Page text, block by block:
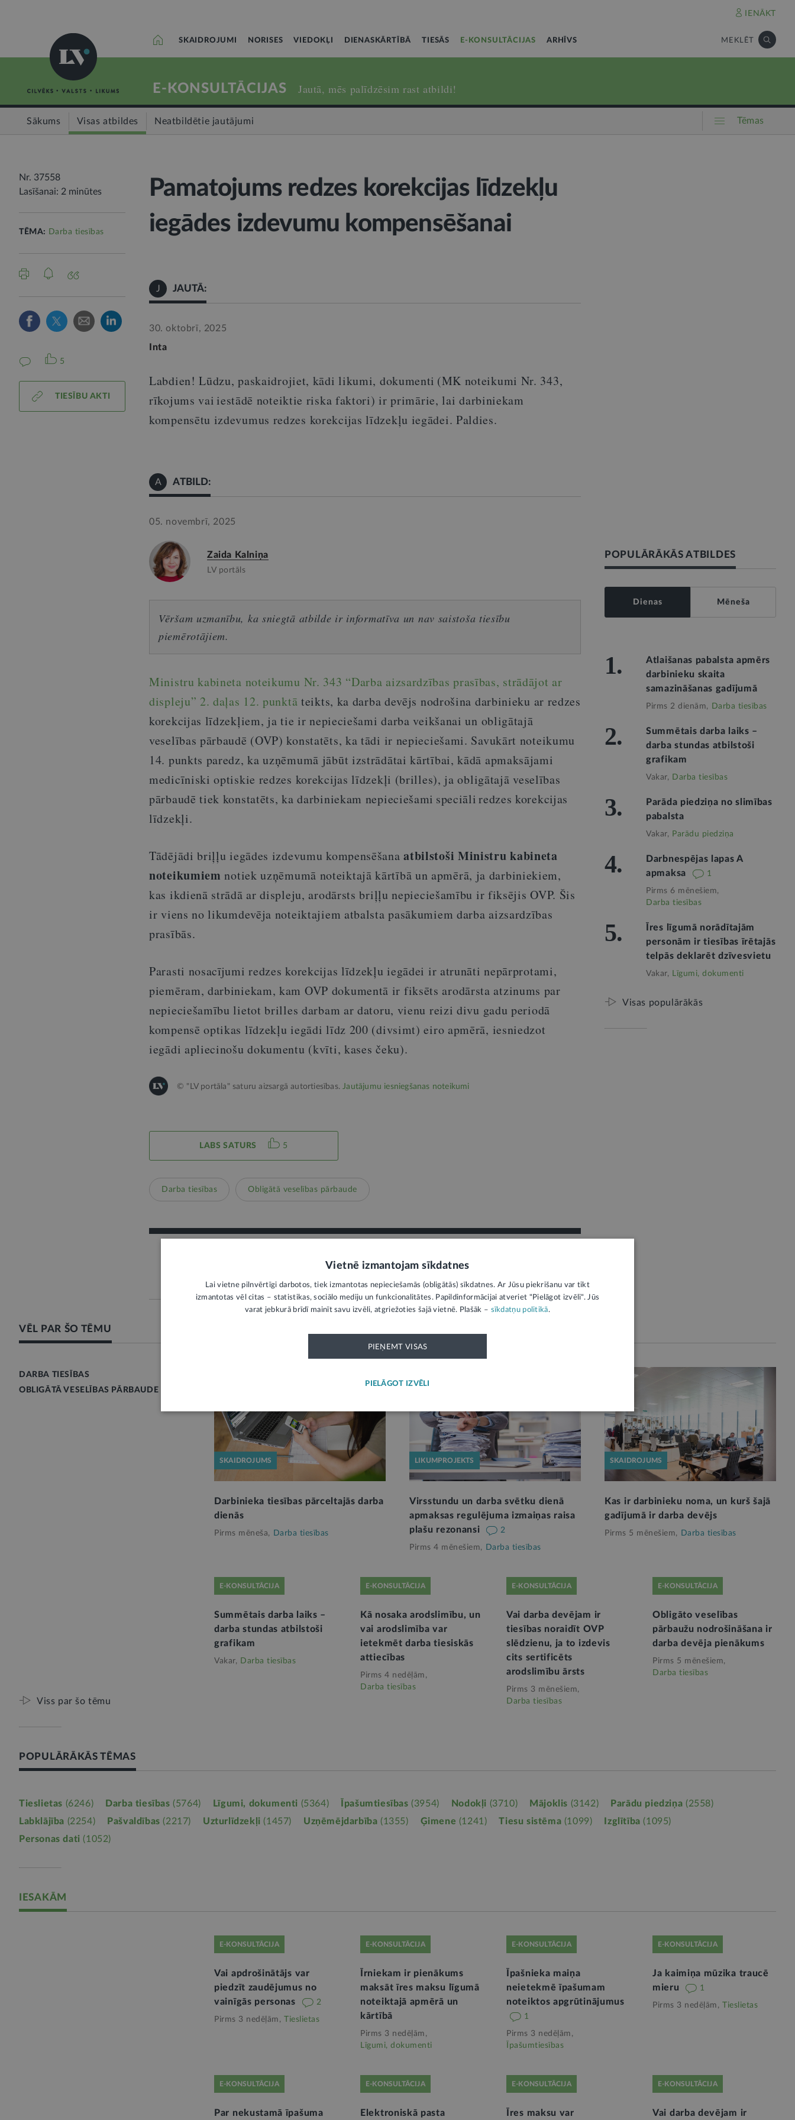
IENĀKT
SKAIDROJUMI NORISES VIEDOKĻI DIENASKĀRTĪBĀ TIESĀS E-KONSULTĀCIJAS ARHĪVS MEKLĒT
E-KONSULTĀCIJAS Jautā, mēs palīdzēsim rast atbildi!
Sākums Visas atbildes Neatbildētie jautājumi Tēmas
Nr. 37558
Lasīšanai: 2 minūtes
TĒMA: Darba tiesības
5
TIESĪBU AKTI
Pamatojums redzes korekcijas līdzekļu
iegādes izdevumu kompensēšanai
J JAUTĀ:
30. oktobrī, 2025
Inta
Labdien!Lūdzu, paskaidrojiet, kādi likumi, dokumenti (MK noteikumi Nr. 343,
rīkojums vai iestādē noteiktie riska faktori) ir primārie, lai darbiniekam
kompensētu izdevumus redzes korekcijas līdzekļu iegādei. Paldies.
A ATBILD:
05. novembrī, 2025
Zaida Kalniņa
LV portāls
Vēršam uzmanību, ka sniegtā atbilde ir informatīva un nav saistoša tiesību
piemērotājiem.
Ministru kabineta noteikumu Nr. 343 “Darba aizsardzības prasības, strādājot ar
displeju” 2. daļas 12. punktā teikts, ka darba devējs nodrošina darbinieku ar redzes
korekcijas līdzekļiem, ja tie ir nepieciešami darba veikšanai un obligātajā
veselības pārbaudē (OVP) konstatēts, ka tādi ir nepieciešami. Savukārt noteikumu
14. punkts paredz, ka uzņēmumā jābūt izstrādātai kārtībai, kādā apmaksājami
medicīniski optiskie redzes korekcijas līdzekļi (brilles), ja obligātajā veselības
pārbaudē tiek konstatēts, ka darbiniekam nepieciešami speciāliredzes korekcijas
līdzekļi.
Tādējādi briļļu iegādes izdevumu kompensēšanaatbilstoši Ministru kabineta
noteikumiem notiek uzņēmumā noteiktajā kārtībā un apmērā, ja darbiniekiem,
kas ikdienā strādā ar displeju, arodārsts briļļu nepieciešamību ir fiksējis OVP. Šis
ir viens no likumdevēja noteiktajiem atbalsta pasākumiem darba aizsardzības
prasībās.
Parasti nosacījumi redzes korekcijas līdzekļu iegādei ir atrunāti nepārprotami,
piemēram, darbiniekam, kam OVP dokumentā ir fiksēts arodārsta atzinums par
nepieciešamību lietot brilles darbam ar datoru, vienu reizi divu gadu periodā
kompensē optikas līdzekļu iegādi līdz 200 (divsimt) eiro apmērā, iesniedzot
iegādi apliecinošu dokumentu (kvīti, kases čeku).
© "LV portāla" saturu aizsargā autortiesības.Jautājumu iesniegšanas noteikumi
LABS SATURS 5
Darba tiesības Obligātā veselības pārbaude
PIEVIENOT KOMENTĀRU
POPULĀRĀKĀS ATBILDES
Dienas Mēneša
1.
Atlaišanas pabalsta apmērs
darbinieku skaita
samazināšanas gadījumā
Pirms 2 dienām, Darba tiesības
2.
Summētais darba laiks –
darba stundas atbilstoši
grafikam
Vakar, Darba tiesības
3.
Parāda piedziņa no slimības
pabalsta
Vakar, Parādu piedziņa
4.
Darbnespējas lapas A
apmaksa
1
Pirms 6 mēnešiem,
Darba tiesības
5.
Īres līgumā norādītajām
personām ir tiesības īrētajās
telpās deklarēt dzīvesvietu
Vakar, Līgumi, dokumenti
Visas populārākās
VĒL PAR ŠO TĒMU
DARBA TIESĪBAS
OBLIGĀTĀ VESELĪBAS PĀRBAUDE
SKAIDROJUMS
Darbinieka tiesības pārceltajās darba
dienās
Pirms mēneša, Darba tiesības
LIKUMPROJEKTS
Virsstundu un darba svētku dienā
apmaksas regulējuma izmaiņas raisa
plašu rezonansi
2
Pirms 4 mēnešiem, Darba tiesības
SKAIDROJUMS
Kas ir darbinieku noma, un kurš šajā
gadījumā ir darba devējs
Pirms 5 mēnešiem, Darba tiesības
E-KONSULTĀCIJA
Summētais darba laiks –
darba stundas atbilstoši
grafikam
Vakar, Darba tiesības
E-KONSULTĀCIJA
Kā nosaka arodslimību, un
vai arodslimība var
ietekmēt darba tiesiskās
attiecības
Pirms 4 nedēļām,
Darba tiesības
E-KONSULTĀCIJA
Vai darba devējam ir
tiesības noraidīt OVP
slēdzienu, ja to izdevis
cits sertificēts
arodslimību ārsts
Pirms 3 mēnešiem,
Darba tiesības
E-KONSULTĀCIJA
Obligāto veselības
pārbaužu nodrošināšana ir
darba devēja pienākums
Pirms 5 mēnešiem,
Darba tiesības
Viss par šo tēmu
POPULĀRĀKĀS TĒMAS
Tieslietas (6246) Darba tiesības (5764) Līgumi, dokumenti (5364) Īpašumtiesības (3954) Nodokļi (3710) Mājoklis (3142) Parādu piedziņa (2558)
Labklājība (2254) Pašvaldības (2217) Uzturlīdzekļi (1457) Uzņēmējdarbība (1355) Ģimene (1241) Tiesu sistēma (1099) Izglītība (1095)
Personas dati (1052)
IESAKĀM
E-KONSULTĀCIJA
Vai apdrošinātājs var
piedzīt zaudējumus no
vainīgās personas
2
Pirms 3 nedēļām, Tieslietas
E-KONSULTĀCIJA
Īrniekam ir pienākums
maksāt īres maksu līgumā
noteiktajā apmērā un
kārtībā
Pirms 3 nedēļām,
Līgumi, dokumenti
E-KONSULTĀCIJA
Īpašnieka maiņa
neietekmē īpašumam
noteiktos apgrūtinājumus
1
Pirms 3 nedēļām,
Īpašumtiesības
E-KONSULTĀCIJA
Ja kaimiņa mūzika traucē
mieru
1
Pirms 3 nedēļām, Tieslietas
E-KONSULTĀCIJA
Par nekustamā īpašuma
E-KONSULTĀCIJA
Elektroniskā pasta
E-KONSULTĀCIJA
Īres maksu var
E-KONSULTĀCIJA
Vai darba devējam ir
Vietnē izmantojam sīkdatnes
Lai vietne pilnvērtīgi darbotos, tiek izmantotas nepieciešamās (obligātās) sīkdatnes. Ar Jūsu piekrišanu var tikt
izmantotas vēl citas – statistikas, sociālo mediju un funkcionalitātes. Papildinformācijai atveriet "Pielāgot izvēli". Jūs
varat jebkurā brīdī mainīt savu izvēli, atgriežoties šajā vietnē. Plašāk – sīkdatņu politikā.
PIEŅEMT VISAS
PIELĀGOT IZVĒLI